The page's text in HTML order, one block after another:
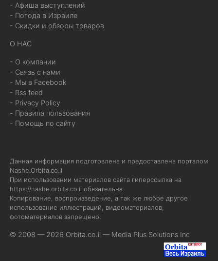
- Афиша выступлений
- Погода в Израиле
- Скидки и обзоры товаров
О НАС
- О компании
- Связь с нами
- Мы в Facebook
- Rss feed
- Privacy Policy
- Правила пользования
- Помощь по сайту
Данная информация подготовлена и предоставлена порталом
Nashe.Orbita.co.il
При использовании материалов сайта гиперссылка на
https://nashe.orbita.co.il обязательна.
Копирование, воспроизведение, а так же любое другое
использование иллюстраций, видеоматериалов,
фотоматериалов запрещено.
© 2008 — 2026 Orbita.co.il — Media Plus Solutions Inc